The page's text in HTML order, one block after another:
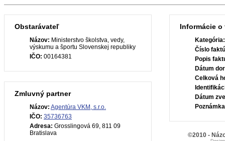
Obstarávateľ
Názov: Ministerstvo školstva, vedy,
výskumu a športu Slovenskej republiky
IČO: 00164381
Zmluvný partner
Názov: Agentúra VKM, s.r.o.
IČO: 35736763
Adresa: Grosslingová 69, 811 09
Bratislava
Informácie o
Číslo
Popis
Dátum
Celková
Dátum
©2010 -